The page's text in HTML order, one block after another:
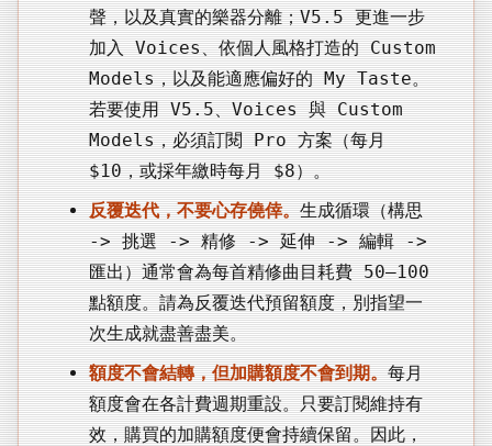
聲，以及真實的樂器分離；V5.5 更進一步
加入 Voices、依個人風格打造的 Custom
Models，以及能適應偏好的 My Taste。
若要使用 V5.5、Voices 與 Custom
Models，必須訂閱 Pro 方案（每月
$10，或採年繳時每月 $8）。
反覆迭代，不要心存僥倖。生成循環（構思
-> 挑選 -> 精修 -> 延伸 -> 編輯 ->
匯出）通常會為每首精修曲目耗費 50–100
點額度。請為反覆迭代預留額度，別指望一
次生成就盡善盡美。
額度不會結轉，但加購額度不會到期。每月
額度會在各計費週期重設。只要訂閱維持有
效，購買的加購額度便會持續保留。因此，